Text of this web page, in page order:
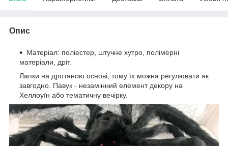
Опис
Матеріал: поліестер, штучне хутро, полімерні
матеріали, дріт.
Лапки на дротяною основі, тому їх можна регулювати як
завгодно. Павук - незамінний елемент декору на
Хеллоуїн або тематичну вечірку.